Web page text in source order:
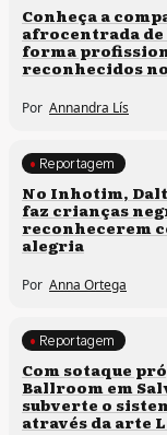
Culturas populares
Processos artísticos
Conheça a
afrocentrada de
forma
reconhecidos
Por Annandra Lís
Processos artísticos
Reportagem
No Inhotim,
faz crianças
reconhecerem
alegria
Por Anna Ortega
Direitos humanos
Processos artísticos
Reportagem
Com sotaque
Ballroom em
subverte o
através da arte